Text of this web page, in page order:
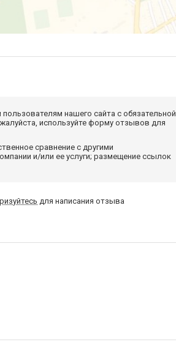
нашего сайта с обязательной
используйте форму отзывов для
сравнение с другими
и/или ее услуги; размещение ссылок
для написания отзыва